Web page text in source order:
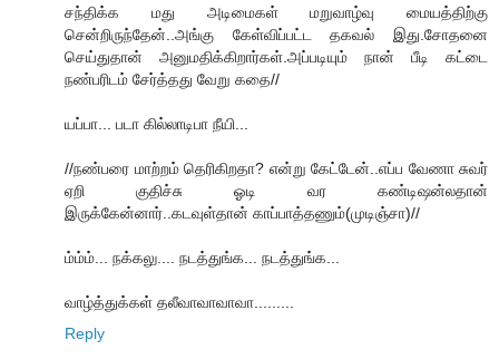
சந்திக்க மது அடிமைகள் மறுவாழ்வு மையத்திற்கு
சென்றிருந்தேன்..அங்கு கேள்விப்பட்ட தகவல் இது.சோதனை
செய்துதான் அனுமதிக்கிறார்கள்.அப்படியும் நான் பீடி கட்டை
நண்பரிடம் சேர்த்தது வேறு கதை//
யப்பா... படா கில்லாடிபா நீயி...
//நண்பரை மாற்றம் தெரிகிறதா? என்று கேட்டேன்..எப்ப வேணா சுவர்
ஏறி குதிச்சு ஓடி வர கண்டிஷன்லதான்
இருக்கேன்னார்..கடவுள்தான் காப்பாத்தணும்(முடிஞ்சா)//
ம்ம்ம்... நக்கலு.... நடத்துங்க... நடத்துங்க...
வாழ்த்துக்கள் தலீவாவாவாவா.........
Reply